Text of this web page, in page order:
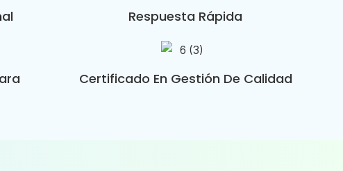
Respuesta Rápida
Certificado En Gestión De Calidad